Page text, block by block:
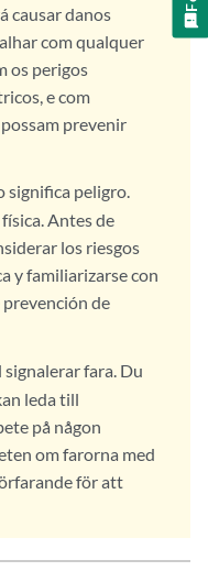
causar danos
com qualquer
os perigos
e com
prevenir
significa peligro.
Antes de
los riesgos
y familiarizarse con
de
fara. Du
leda till
på någon
om farorna med
för att